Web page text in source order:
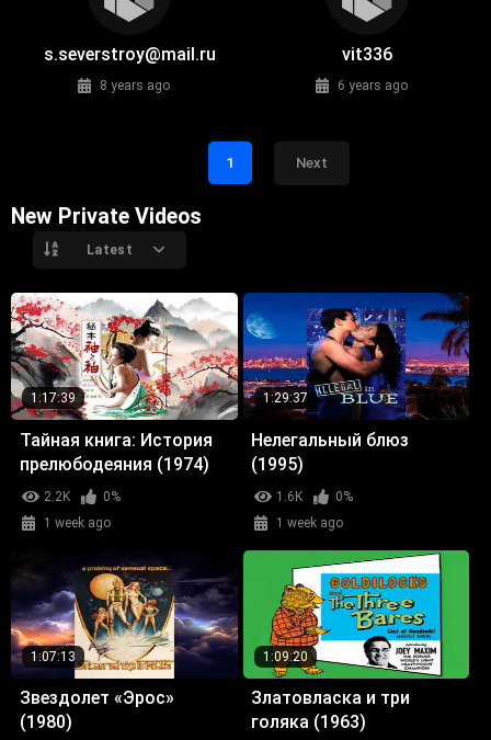
s.severstroy@mail.ru
8 years ago
vit336
6 years ago
1 Next
New Private Videos
Latest
1:17:39
Тайная книга: История
прелюбодеяния (1974)
2.2K
0%
1 week ago
1:29:37
Нелегальный блюз
(1995)
1.6K
0%
1 week ago
1:07:13
Звездолет «Эрос»
(1980)
1:09:20
Златовласка и три
голяка (1963)